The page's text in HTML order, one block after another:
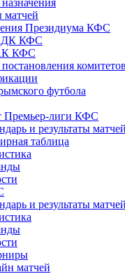
матчей
Президиума КФС
КФС
КФС
комитетов
футбола
Премьер-лиги КФС
и результаты матчей
таблица
и результаты матчей
матчей